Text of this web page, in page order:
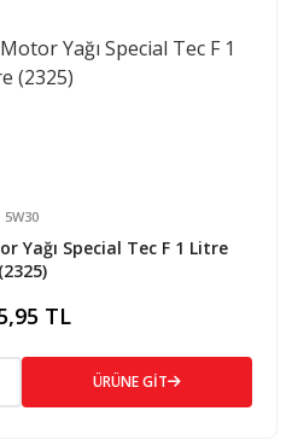
5W30
Yağı Special Tec F 1 Litre
(2325)
TL
ÜRÜNE GİT